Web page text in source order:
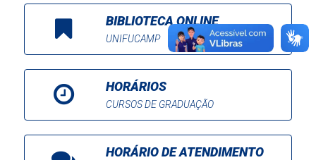
BIBLIOTECA ONLINE
UNIFUCAMP
HORÁRIOS
CURSOS DE GRADUAÇÃO
HORÁRIO DE ATENDIMENTO